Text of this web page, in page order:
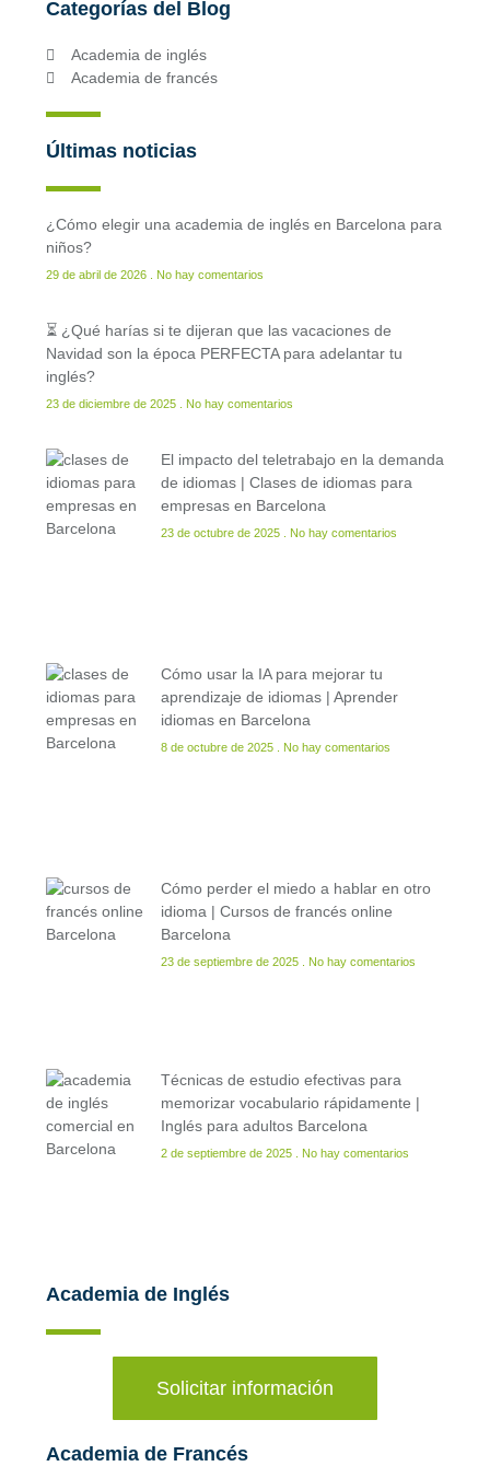
Categorías del Blog
Academia de inglés
Academia de francés
Últimas noticias
¿Cómo elegir una academia de inglés en Barcelona para
niños?
29 de abril de 2026 No hay comentarios
⏳ ¿Qué harías si te dijeran que las vacaciones de
Navidad son la época PERFECTA para adelantar tu
inglés?
23 de diciembre de 2025 No hay comentarios
El impacto del teletrabajo en la demanda
de idiomas | Clases de idiomas para
empresas en Barcelona
23 de octubre de 2025 No hay comentarios
Cómo usar la IA para mejorar tu
aprendizaje de idiomas | Aprender
idiomas en Barcelona
8 de octubre de 2025 No hay comentarios
Cómo perder el miedo a hablar en otro
idioma | Cursos de francés online
Barcelona
23 de septiembre de 2025 No hay comentarios
Técnicas de estudio efectivas para
memorizar vocabulario rápidamente |
Inglés para adultos Barcelona
2 de septiembre de 2025 No hay comentarios
Academia de Inglés
Solicitar información
Academia de Francés